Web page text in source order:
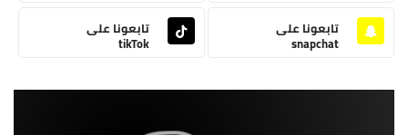
تابعونا على
snapchat
تابعونا على
tikTok